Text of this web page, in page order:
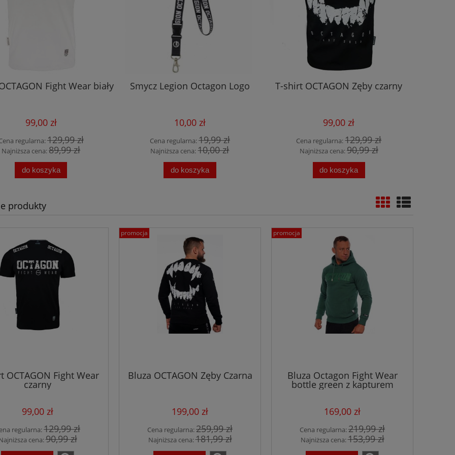
Fight Wear biały
99,00 zł
regularna:129,99 zł
Najniższa cena:89,99 zł
do koszyka
Smycz Legion Octagon Logo
10,00 zł
Cena regularna:19,99 zł
Najniższa cena:10,00 zł
do koszyka
T-shirt OCTAGON Zęby czarny
99,00 zł
Cena regularna:129,99 zł
Najniższa cena:90,99 zł
do koszyka
produkty
OCTAGON Fight Wear
czarny
99,00 zł
regularna:129,99 zł
cena:90,99 zł
Bluza OCTAGON Zęby Czarna
199,00 zł
Cena regularna:259,99 zł
Najniższa cena:181,99 zł
promocja
Bluza Octagon Fight Wear
bottle green z kapturem
169,00 zł
Cena regularna:219,99 zł
Najniższa cena:153,99 zł
promocja